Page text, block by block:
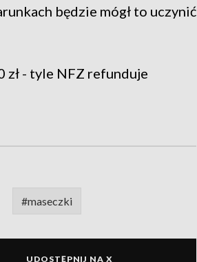
będzie mógł to uczynić
zł - tyle NFZ refunduje
#maseczki
UDOSTĘPNIJ NA X